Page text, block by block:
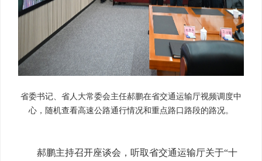
省委书记、省人大常委会主任郝鹏在省交通运输厅视频调度中
心，随机查看高速公路通行情况和重点路口路段的路况。
郝鹏主持召开座谈会，听取省交通运输厅关于“十